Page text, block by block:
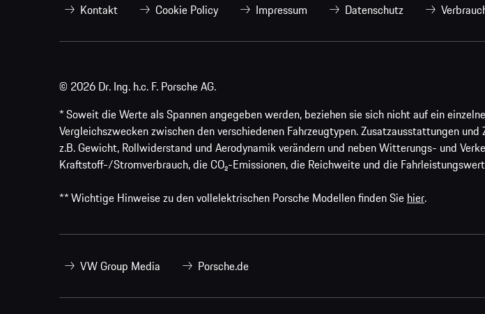
Kontakt Cookie Policy Impressum Datenschutz
© 2026 Dr. Ing. h.c. F. Porsche AG.
* Soweit die Werte als Spannen angegeben werden, beziehen sie sich nicht auf ein
Vergleichszwecken zwischen den verschiedenen Fahrzeugtypen. Zusatzausstattungen
z.B. Gewicht, Rollwiderstand und Aerodynamik verändern und neben Witterungs- und
Kraftstoff-/Stromverbrauch, die CO₂-Emissionen, die Reichweite und die
** Wichtige Hinweise zu den vollelektrischen Porsche Modellen finden Sie hier.
VW Group Media Porsche.de